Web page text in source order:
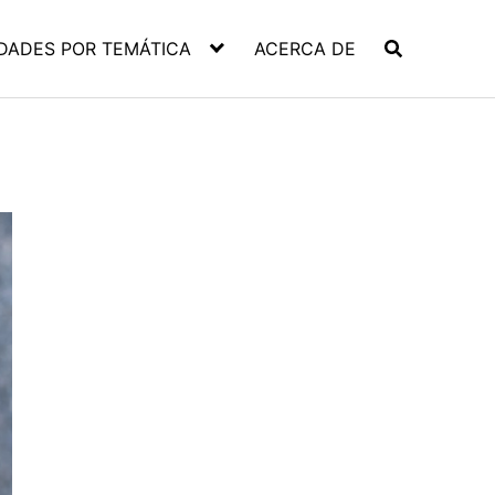
POR TEMÁTICA ACERCA DE